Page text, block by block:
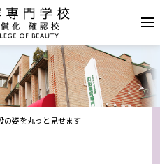
の姿を丸っと見せます